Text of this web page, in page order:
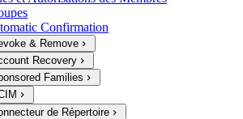
Confirmation
& Remove
Recovery
Families
de Répertoire